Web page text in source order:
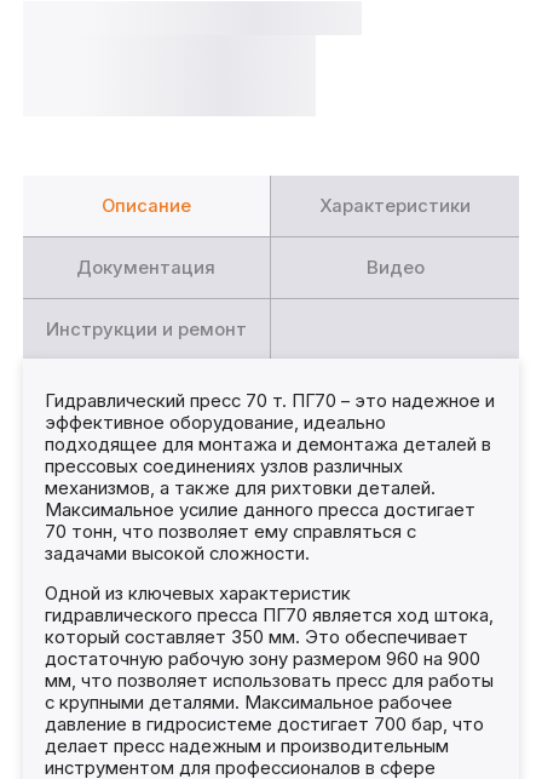
Описание Характеристики
Документация Видео
Инструкции и ремонт
Гидравлический пресс 70 т. ПГ70 – это надежное и
эффективное оборудование, идеально
подходящее для монтажа и демонтажа деталей в
прессовых соединениях узлов различных
механизмов, а также для рихтовки деталей.
Максимальное усилие данного пресса достигает
70 тонн, что позволяет ему справляться с
задачами высокой сложности.
Одной из ключевых характеристик
гидравлического пресса ПГ70 является ход штока,
который составляет 350 мм. Это обеспечивает
достаточную рабочую зону размером 960 на 900
мм, что позволяет использовать пресс для работы
с крупными деталями. Максимальное рабочее
давление в гидросистеме достигает 700 бар, что
делает пресс надежным и производительным
инструментом для профессионалов в сфере